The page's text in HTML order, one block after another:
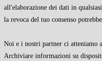
all'elaborazione dei dati in
la revoca del tuo consenso
Noi e i nostri partner ci atteniamo
Archiviare informazioni su